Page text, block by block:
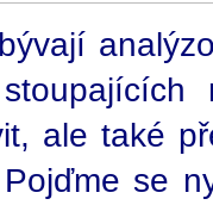
ale také
se